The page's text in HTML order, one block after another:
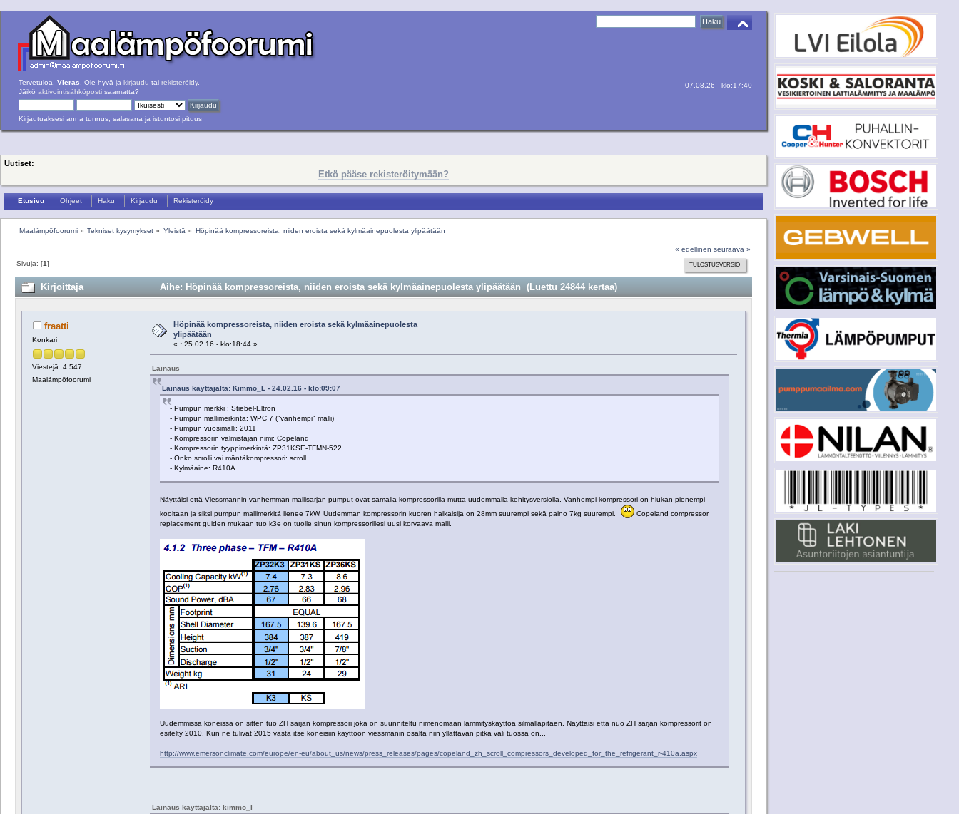
Tervetuloa, Vieras . Ole hyvä ja kirjaudu tai rekisteröidy.
Jäikö aktivointisähköposti saamatta?
Kirjautuaksesi anna tunnus, salasana ja istuntosi pituus
07.08.26 - klo:17:40
Uutiset:
Etkö pääse rekisteröitymään?
Etusivu Ohjeet Haku Kirjaudu Rekisteröidy
Maalämpöfoorumi» Tekniset kysymykset » Yleistä » Höpinää kompressoreista, niiden eroista sekä kylmäainepuolesta ylipäätään
« edellinen seuraava »
TULOSTUSVERSIO
Sivuja: [1]
Kirjoittaja Aihe: Höpinää kompressoreista, niiden eroista sekä kylmäainepuolesta ylipäätään (Luettu 24844 kertaa)
fraatti
Konkari
Viestejä: 4 547
Maalämpöfoorumi
Höpinää kompressoreista, niiden eroista sekä kylmäainepuolesta
ylipäätään
« :25.02.16 - klo:18:44 »
Lainaus
Lainaus käyttäjältä: Kimmo_L - 24.02.16 - klo:09:07
- Pumpun merkki : Stiebel-Eltron
- Pumpun mallimerkintä: WPC 7 ("vanhempi" malli)
- Pumpun vuosimalli: 2011
- Kompressorin valmistajan nimi: Copeland
- Kompressorin tyyppimerkintä: ZP31KSE-TFMN-522
- Onko scrolli vai mäntäkompressori: scroll
- Kylmäaine: R410A
Näyttäisi että Viessmannin vanhemman mallisarjan pumput ovat samalla kompressorilla mutta uudemmalla kehitysversiolla. Vanhempi kompressori on hiukan pienempi
kooltaan ja siksi pumpun mallimerkitä lienee 7kW. Uudemman kompressorin kuoren halkaisija on 28mm suurempi sekä paino 7kg suurempi.
Copeland compressor
replacement guiden mukaan tuo k3e on tuolle sinun kompressorillesi uusi korvaava malli.
Uudemmissa koneissa on sitten tuo ZH sarjan kompressori joka on suunniteltu nimenomaan lämmityskäyttöä silmälläpitäen. Näyttäisi että nuo ZH sarjan kompressorit on
esitelty 2010. Kun ne tulivat 2015 vasta itse koneisiin käyttöön viessmanin osalta niin yllättävän pitkä väli tuossa on...
http://www.emersonclimate.com/europe/en-eu/about_us/news/press_releases/pages/copeland_zh_scroll_compressors_developed_for_the_refrigerant_r-410a.aspx
Lainaus käyttäjältä: kimmo_l